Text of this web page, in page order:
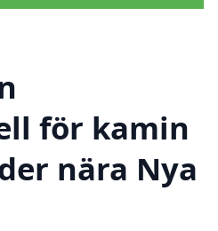
för kamin
nära Nya